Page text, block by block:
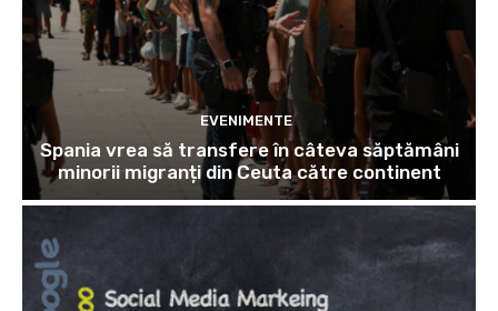
EVENIMENTE
Spania vrea să transfere în câteva săptămâni
minorii migranți din Ceuta către continent